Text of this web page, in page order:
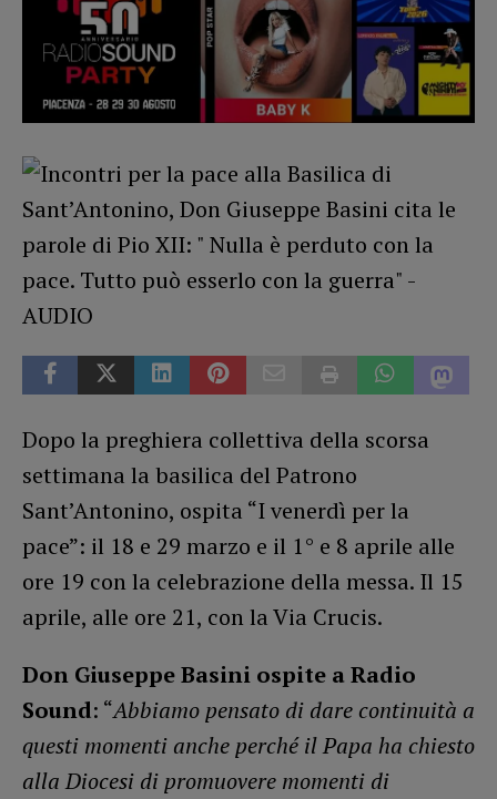
Dopo la preghiera collettiva della scorsa
settimana la basilica del Patrono
Sant’Antonino, ospita “I venerdì per la
pace”: il 18 e 29 marzo e il 1° e 8 aprile alle
ore 19 con la celebrazione della messa. Il 15
aprile, alle ore 21, con la Via Crucis.
Don Giuseppe Basini ospite a Radio
Sound: “Abbiamo pensato di dare continuità a
questi momenti anche perché il Papa ha chiesto
alla Diocesi di promuovere momenti di